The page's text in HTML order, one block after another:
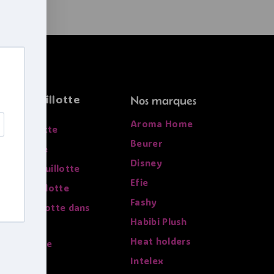
la bouillotte
sa bouillotte
bouillotte
de la bouillotte
une bouillotte
une bouillotte dans
d'usage
Nos marques
Aroma Home
Beurer
Disney
Efie
Fashy
Habibi Plush
Heat holders
Intelex